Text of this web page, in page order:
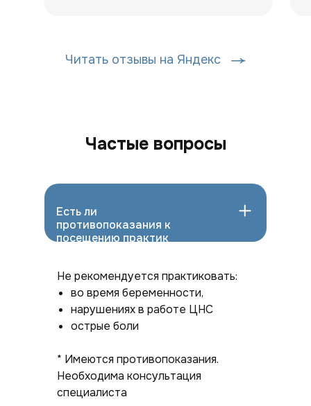
Читать отзывы на Яндекс
Частые вопросы
Есть ли
противопоказания к
посещению практик
Не рекомендуется практиковать:
во время беременности,
нарушениях в работе ЦНС
острые боли
* Имеются противопоказания.
Необходима консультация
специалиста